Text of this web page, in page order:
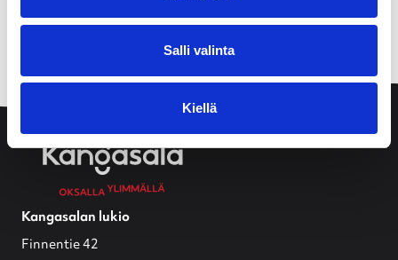
Salli valinta
Kiellä
Kangasalan lukio
Finnentie 42